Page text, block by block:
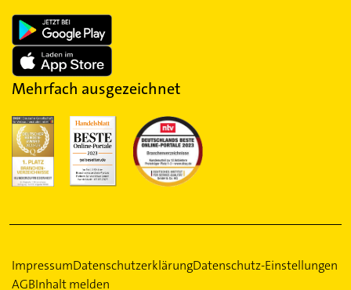
Mehrfach ausgezeichnet
ImpressumDatenschutzerklärungDatenschutz-Einstellungen
AGBInhalt melden